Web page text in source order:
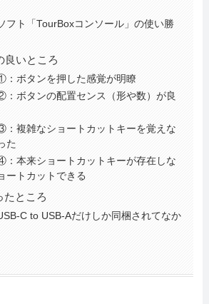
フト「TourBoxコンソール」の使い勝
良いところ
：ボタンを押した感覚が明瞭
：ボタンの配置センス（形や数）が良
：複雑なショートカットキーを覚えな
た
：本来ショートカットキーが存在しな
ートカットできる
たところ
C to USB-Aだけしか同梱されてなか